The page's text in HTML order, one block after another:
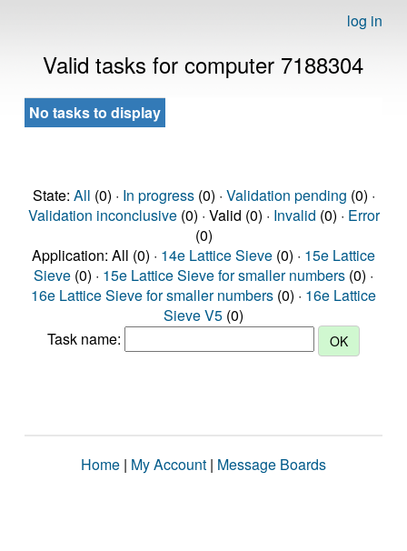
log in
Valid tasks for computer 7188304
No tasks to display
State: All (0) · In progress(0) · Validation pending (0) ·
Validation inconclusive(0) · Valid (0) · Invalid (0) · Error
(0)
Application: All (0) · 14e Lattice Sieve (0) · 15e Lattice
Sieve (0) · 15e Lattice Sieve for smaller numbers (0) ·
16e Lattice Sieve for smaller numbers (0) · 16e Lattice
Sieve V5 (0)
Task name:
Home | My Account | Message Boards